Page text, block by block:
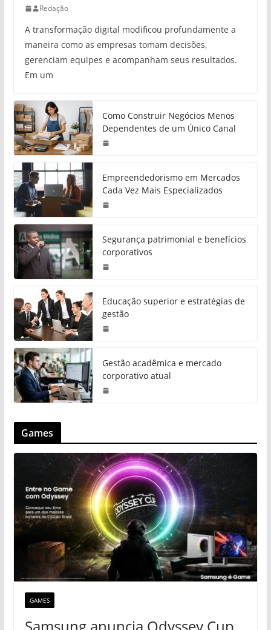
Redação
A transformação digital modificou profundamente a
maneira como as empresas tomam decisões,
gerenciam equipes e acompanham seus resultados.
Em um
Como Construir Negócios Menos
Dependentes de um Único Canal
Empreendedorismo em Mercados
Cada Vez Mais Especializados
Segurança patrimonial e benefícios
corporativos
Educação superior e estratégias de
gestão
Gestão acadêmica e mercado
corporativo atual
Games
GAMES